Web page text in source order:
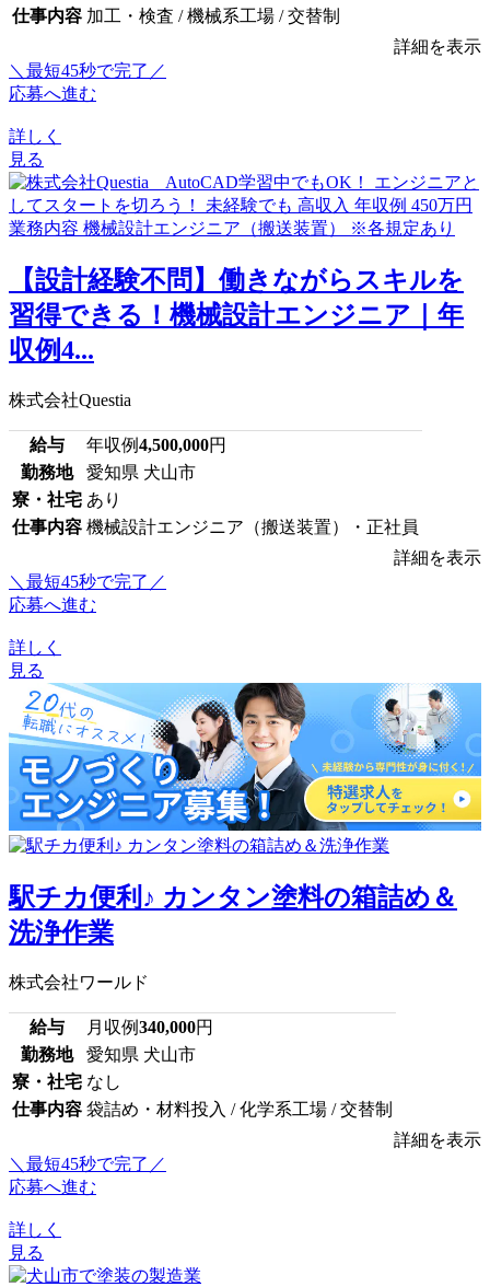
仕事内容 加工・検査 / 機械系工場 / 交替制
詳細を表示
＼最短45秒で完了／
応募へ進む
詳しく
見る
【設計経験不問】働きながらスキルを
習得できる！機械設計エンジニア｜年
収例4...
株式会社Questia
給与 年収例4,500,000円
勤務地
愛知県 犬山市
寮・社宅 あり
仕事内容 機械設計エンジニア（搬送装置）・正社員
詳細を表示
＼最短45秒で完了／
応募へ進む
詳しく
見る
駅チカ便利♪ カンタン塗料の箱詰め＆
洗浄作業
株式会社ワールド
給与 月収例340,000円
勤務地
愛知県 犬山市
寮・社宅 なし
仕事内容 袋詰め・材料投入 / 化学系工場 / 交替制
詳細を表示
＼最短45秒で完了／
応募へ進む
詳しく
見る